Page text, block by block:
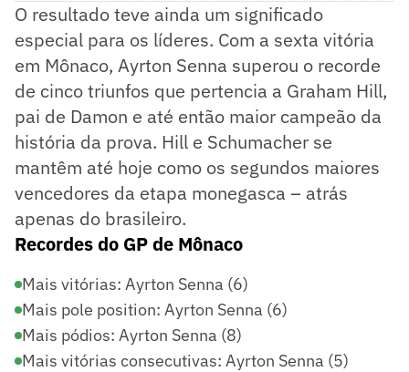
O resultado teve ainda um significado
especial para os líderes. Com a sexta vitória
em Mônaco, Ayrton Senna superou o recorde
de cinco triunfos que pertencia a Graham Hill,
pai de Damon e até então maior campeão da
história da prova. Hill e Schumacher se
mantêm até hoje como os segundos maiores
vencedores da etapa monegasca – atrás
apenas do brasileiro.
Recordes do GP de Mônaco
Mais vitórias: Ayrton Senna (6)
Mais pole position: Ayrton Senna (6)
Mais pódios: Ayrton Senna (8)
Mais vitórias consecutivas: Ayrton Senna (5)